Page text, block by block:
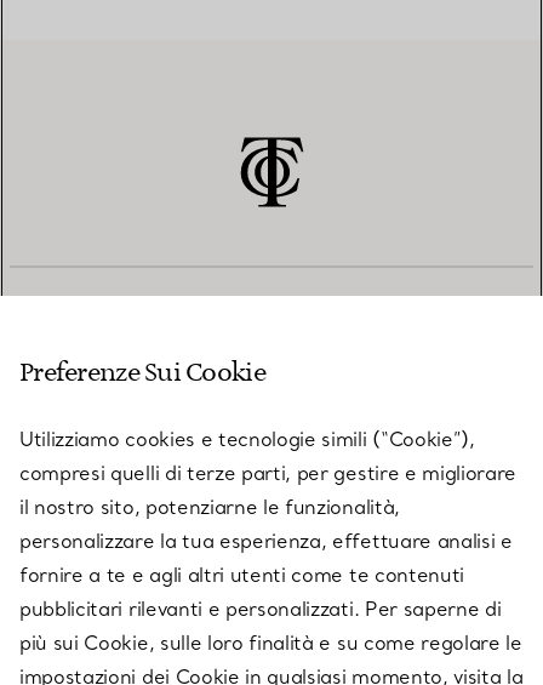
SU TIFFANY & CO.
LEGALE
Preferenze Sui Cookie
Utilizziamo cookies e tecnologie simili (“Cookie”),
compresi quelli di terze parti, per gestire e migliorare
il nostro sito, potenziarne le funzionalità,
personalizzare la tua esperienza, effettuare analisi e
fornire a te e agli altri utenti come te contenuti
pubblicitari rilevanti e personalizzati. Per saperne di
più sui Cookie, sulle loro finalità e su come regolare le
impostazioni dei Cookie in qualsiasi momento, visita la